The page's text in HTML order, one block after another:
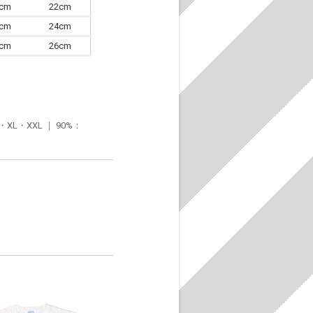
22cm
24cm
26cm
・XXL ｜ 90%：